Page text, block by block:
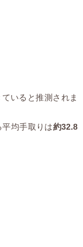
いると推測されま
均手取りは約32.8